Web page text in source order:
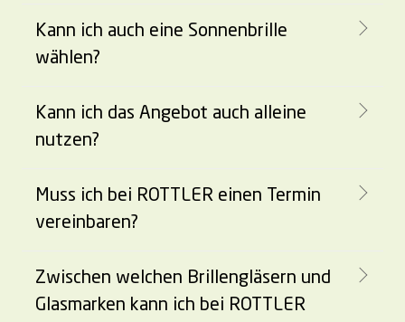
Kann ich auch eine Sonnenbrille
wählen?
Kann ich das Angebot auch alleine
nutzen?
Muss ich bei ROTTLER einen Termin
vereinbaren?
Zwischen welchen Brillengläsern und
Glasmarken kann ich bei ROTTLER